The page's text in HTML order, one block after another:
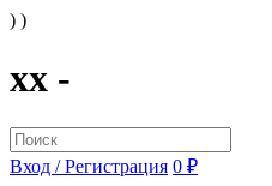
) )
xx -
Вход / Регистрация 0 ₽